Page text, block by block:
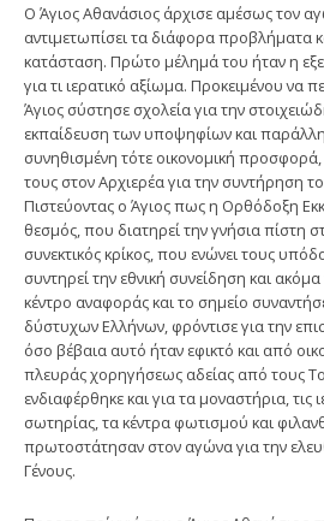
Ο Άγιος Αθανάσιος άρχισε αμέσως τον
αντιμετωπίσει τα διάφορα προβλήματα
κατάσταση. Πρώτο μέλημά του ήταν η
για τι ιερατικό αξίωμα. Προκειμένου να
Άγιος σύστησε σχολεία για την
εκπαίδευση των υποψηφίων και
συνηθισμένη τότε οικονομική
τους στον Αρχιερέα για την συντήρηση
Πιστεύοντας ο Άγιος πως η Ορθόδοξη
θεσμός, που διατηρεί την γνήσια πίστη
συνεκτικός κρίκος, που ενώνει τους
συντηρεί την εθνική συνείδηση και ακόμα
κέντρο αναφοράς και το σημείο
δύστυχων Ελλήνων, φρόντισε για την
όσο βέβαια αυτό ήταν εφικτό και από
πλευράς χορηγήσεως αδείας από τους
ενδιαφέρθηκε και για τα μοναστήρια, τις
σωτηρίας, τα κέντρα φωτισμού και
πρωτοστάτησαν στον αγώνα για την
Γένους.